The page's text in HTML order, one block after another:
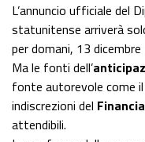
L’annuncio ufficiale del
statunitense arriverà
per domani, 13
Ma le fonti dell’
fonte autorevole come il
indiscrezioni del
attendibili.